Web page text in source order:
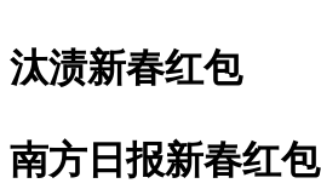
汰渍新春红包
南方日报新春红包